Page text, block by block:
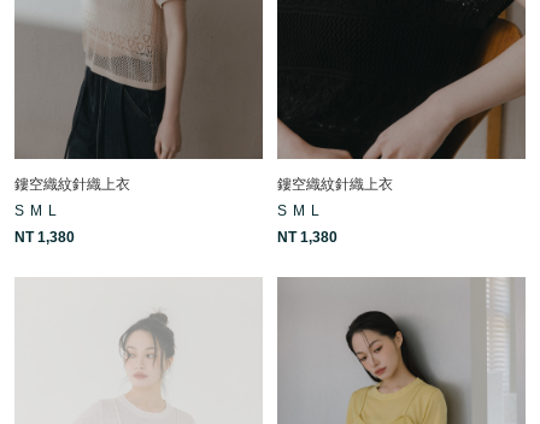
鏤空織紋針織上衣
S M
L
NT 1,380
鏤空織紋針織上衣
S M
L
NT 1,380